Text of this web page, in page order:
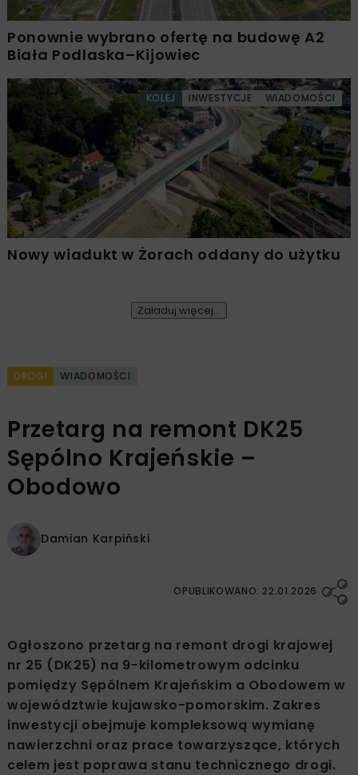
Ponownie wybrano ofertę na budowę A2
Biała Podlaska–Kijowiec
KOLEJ INWESTYCJE WIADOMOŚCI
Nowy wiadukt w Żorach oddany do użytku
Załaduj więcej...
DROGI WIADOMOŚCI
Przetarg na remont DK25
Sępólno Krajeńskie –
Obodowo
Damian Karpiński
OPUBLIKOWANO: 22.01.2026
Ogłoszono przetarg na remont drogi krajowej
nr 25 (DK25) na 9-kilometrowym odcinku
pomiędzy Sępólnem Krajeńskim a Obodowem w
województwie kujawsko-pomorskim. Zakres
inwestycji obejmuje kompleksową wymianę
nawierzchni oraz prace towarzyszące, których
celem jest poprawa stanu technicznego drogi.